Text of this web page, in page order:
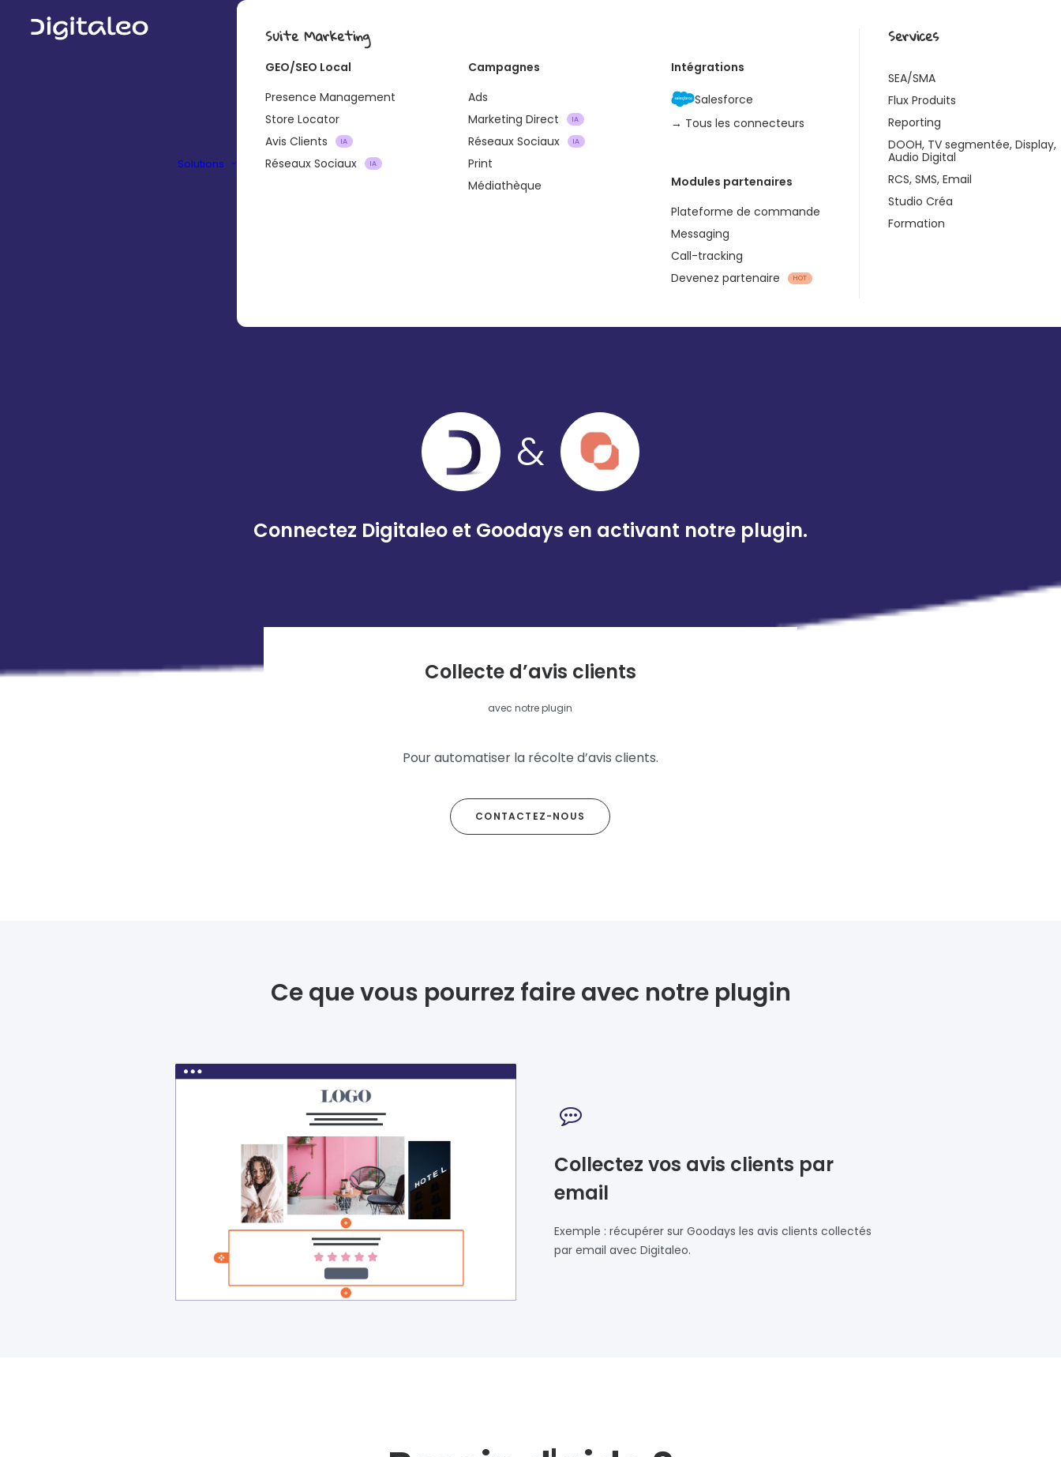
Solutions
Suite Marketing
GEO/SEO Local
Presence Management
Store Locator
Avis Clients
IA
Réseaux Sociaux IA
Campagnes
Ads
Marketing Direct
IA
Réseaux Sociaux IA
Print
Médiathèque
Intégrations
Salesforce
→ Tous les connecteurs
Modules partenaires
Plateforme de commande
Messaging
Call-tracking
Devenez partenaire
HOT
Services
SEA/SMA
Flux Produits
Reporting
DOOH, TV segmentée, Display,
Audio Digital
RCS, SMS, Email
Studio Créa
Formation
&
Connectez Digitaleo et Goodays en activant notre plugin.
Collecte d’avis clients
avec notre plugin
Pour automatiser la récolte d’avis clients.
CONTACTEZ-NOUS
Ce que vous pourrez faire avec notre plugin
Collectez vos avis clients par
email
Exemple : récupérer sur Goodays les avis clients collectés
par email avec Digitaleo.